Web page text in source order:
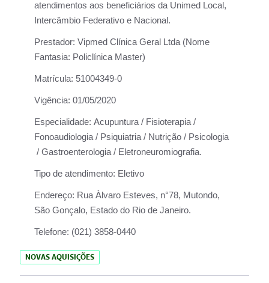
atendimentos aos beneficiários da Unimed Local,
Intercâmbio Federativo e Nacional.
Prestador: Vipmed Clínica Geral Ltda (Nome
Fantasia: Policlínica Master)
Matrícula: 51004349-0
Vigência: 01/05/2020
Especialidade: Acupuntura / Fisioterapia /
Fonoaudiologia / Psiquiatria / Nutrição / Psicologia
/ Gastroenterologia / Eletroneuromiografia.
Tipo de atendimento: Eletivo
Endereço: Rua Àlvaro Esteves, n°78, Mutondo,
São Gonçalo, Estado do Rio de Janeiro.
Telefone: (021) 3858-0440
NOVAS AQUISIÇÕES